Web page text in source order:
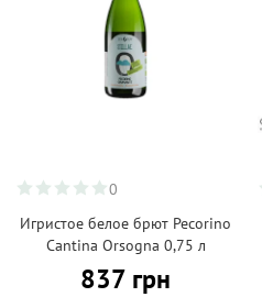
0
Игристое белое брют Pecorino
Cantina Orsogna 0,75 л
837 грн